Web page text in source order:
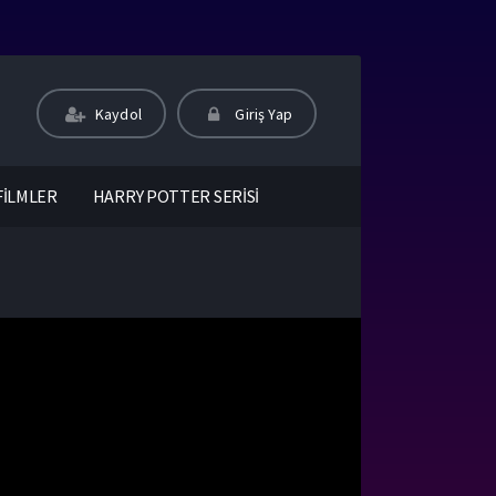
Kaydol Giriş Yap
HARRY POTTER SERİSİ